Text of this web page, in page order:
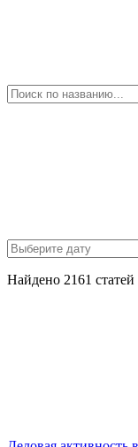
Найдено 2161 статей